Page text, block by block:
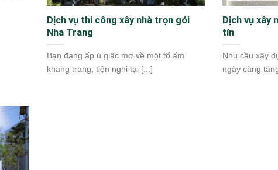
Dịch vụ thi công xây nhà trọn gói
Nha Trang
Bạn đang ấp ủ giấc mơ về một tổ ấm
khang trang, tiện nghi tại [...]
Dịch vụ xây
tín
Nhu cầu xây
ngày càng